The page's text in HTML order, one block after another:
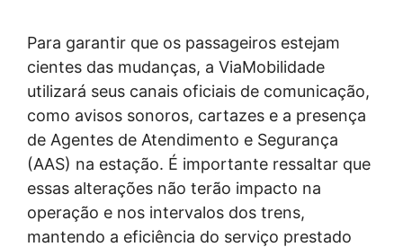
Para garantir que os passageiros estejam
cientes das mudanças, a ViaMobilidade
utilizará seus canais oficiais de comunicação,
como avisos sonoros, cartazes e a presença
de Agentes de Atendimento e Segurança
(AAS) na estação. É importante ressaltar que
essas alterações não terão impacto na
operação e nos intervalos dos trens,
mantendo a eficiência do serviço prestado